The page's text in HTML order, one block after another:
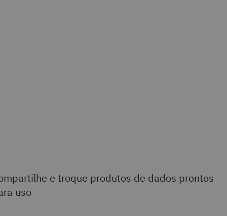
e troque produtos de dados prontos
uso